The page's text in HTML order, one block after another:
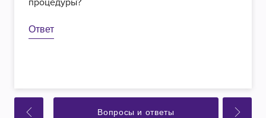
процедуры?
Ответ
Вопросы и ответы